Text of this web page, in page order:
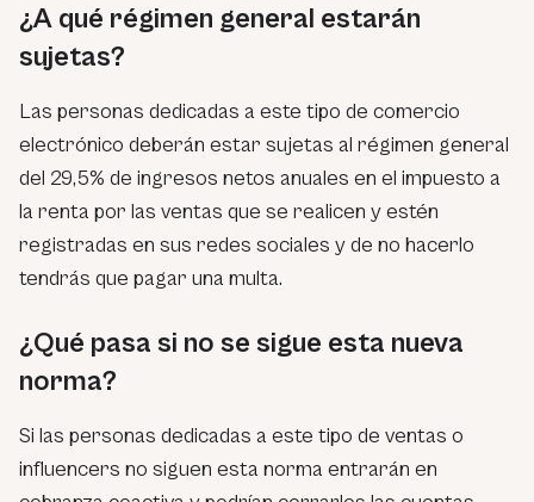
¿A qué régimen general estarán
sujetas?
Las personas dedicadas a este tipo de comercio
electrónico deberán estar sujetas al régimen general
del 29,5% de ingresos netos anuales en el impuesto a
la renta por las ventas que se realicen y estén
registradas en sus redes sociales y de no hacerlo
tendrás que pagar una multa.
¿Qué pasa si no se sigue esta nueva
norma?
Si las personas dedicadas a este tipo de ventas o
influencers no siguen esta norma entrarán en